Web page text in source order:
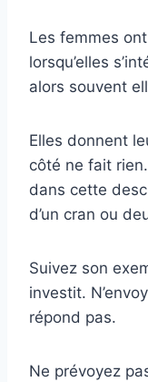
Les femmes
lorsqu’elles
alors souvent
Elles donnent
côté ne fait
dans cette
d’un cran ou
Suivez son
investit.
répond pas.
Ne prévoyez